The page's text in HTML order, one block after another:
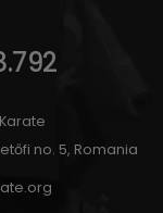
no. 5, Romania